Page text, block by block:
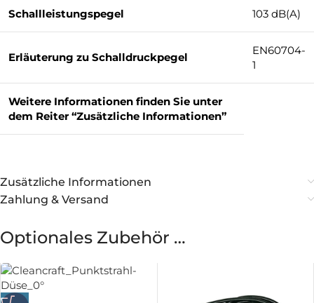
Schallleistungspegel 103 dB(A)
Erläuterung zu Schalldruckpegel
EN60704-
1
Weitere Informationen finden Sie unter
dem Reiter “Zusätzliche Informationen”
Zusätzliche Informationen
Zahlung & Versand
Optionales Zubehör …